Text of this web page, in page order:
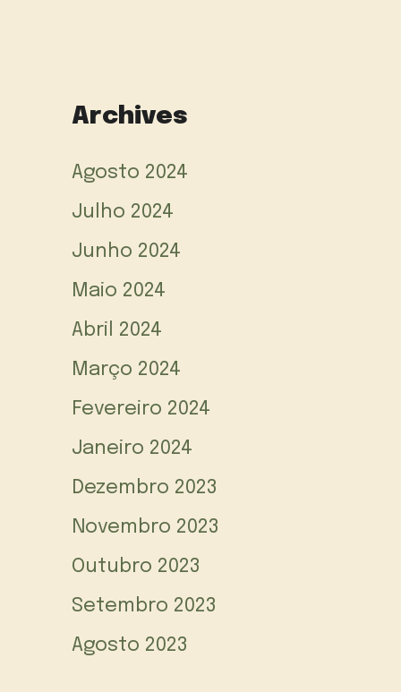
Archives
Agosto 2024
Julho 2024
Junho 2024
Maio 2024
Abril 2024
Março 2024
Fevereiro 2024
Janeiro 2024
Dezembro 2023
Novembro 2023
Outubro 2023
Setembro 2023
Agosto 2023